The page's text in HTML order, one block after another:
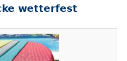
wetterfest